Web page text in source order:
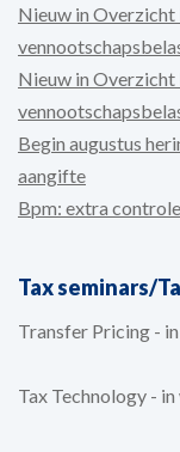
Nieuw in Overzicht
Nieuw in Overzicht
Begin augustus
aangifte
Bpm: extra
Tax seminars/
Transfer Pricing -
Tax Technology -